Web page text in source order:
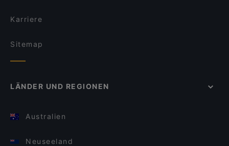
Karriere
Sitemap
LÄNDER UND REGIONEN
Australien
Neuseeland